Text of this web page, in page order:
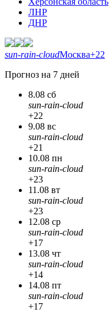
ЛНР
ДНР
sun-rain-cloudМосква+22
Прогноз на 7 дней
8.08 сб
sun-rain-cloud
+22
9.08 вс
sun-rain-cloud
+21
10.08 пн
sun-rain-cloud
+23
11.08 вт
sun-rain-cloud
+23
12.08 ср
sun-rain-cloud
+17
13.08 чт
sun-rain-cloud
+14
14.08 пт
sun-rain-cloud
+17